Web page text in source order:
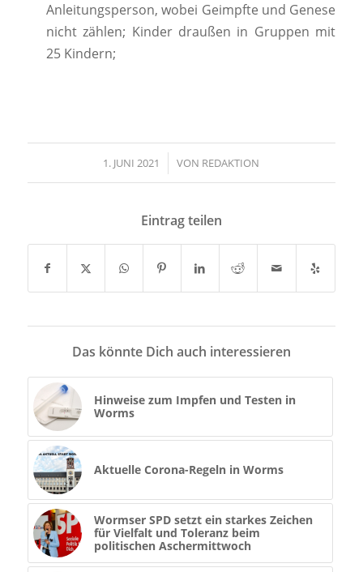
Anleitungsperson, wobei Geimpfte und Genese
nicht zählen; Kinder draußen in Gruppen mit
25 Kindern;
1. JUNI 2021
/ VON REDAKTION
Eintrag teilen
Das könnte Dich auch interessieren
Hinweise zum Impfen und Testen in
Worms
Aktuelle Corona-Regeln in Worms
Wormser SPD setzt ein starkes Zeichen
für Vielfalt und Toleranz beim
politischen Aschermittwoch